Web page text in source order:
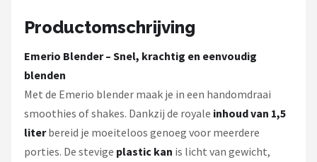
Productomschrijving
Emerio Blender – Snel, krachtig en eenvoudig
blenden
Met de Emerio blender maak je in een handomdraai
smoothies of shakes. Dankzij de royale inhoud van 1,5
literbereid je moeiteloos genoeg voor meerdere
porties. De stevige plastic kan is licht van gewicht,